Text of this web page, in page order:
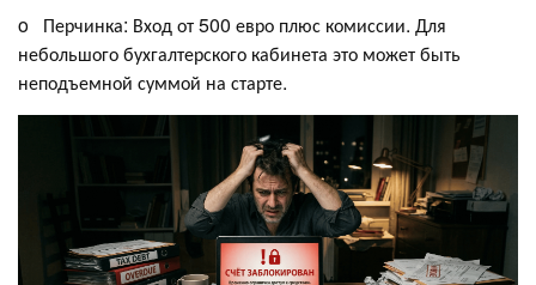
o Перчинка: Вход от 500 евро плюс комиссии. Для
небольшого бухгалтерского кабинета это может быть
неподъемной суммой на старте.